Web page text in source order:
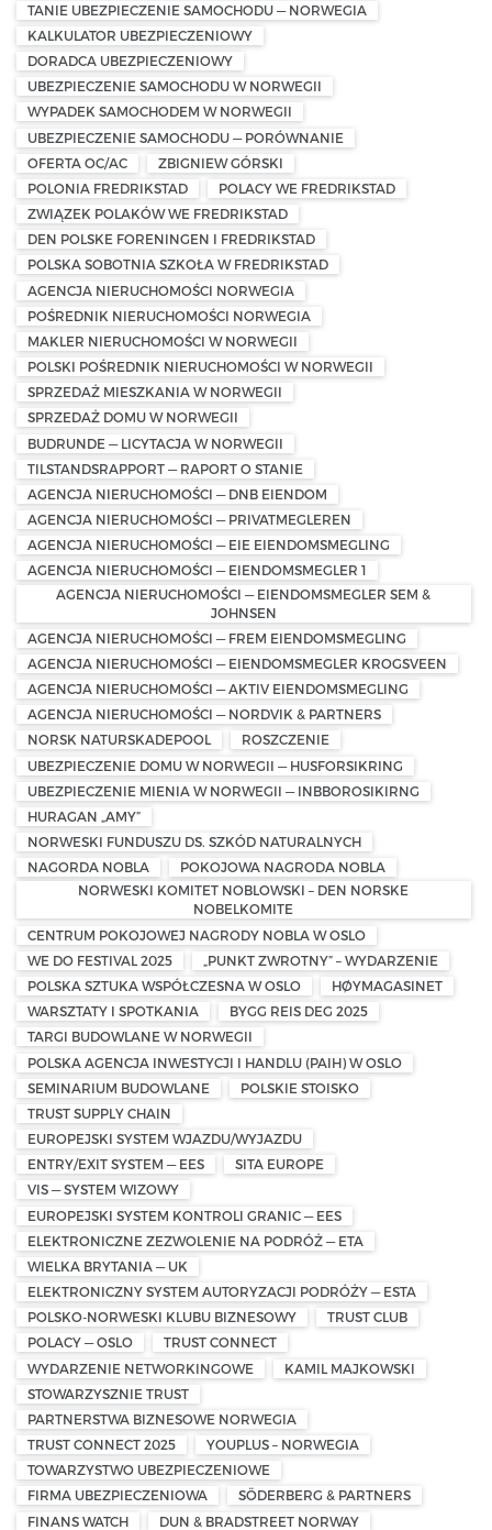
TANIE UBEZPIECZENIE SAMOCHODU — NORWEGIA
KALKULATOR UBEZPIECZENIOWY
DORADCA UBEZPIECZENIOWY
UBEZPIECZENIE SAMOCHODU W NORWEGII
WYPADEK SAMOCHODEM W NORWEGII
UBEZPIECZENIE SAMOCHODU — PORÓWNANIE
OFERTA OC/AC
ZBIGNIEW GÓRSKI
POLONIA FREDRIKSTAD
POLACY WE FREDRIKSTAD
ZWIĄZEK POLAKÓW WE FREDRIKSTAD
DEN POLSKE FORENINGEN I FREDRIKSTAD
POLSKA SOBOTNIA SZKOŁA W FREDRIKSTAD
AGENCJA NIERUCHOMOŚCI NORWEGIA
POŚREDNIK NIERUCHOMOŚCI NORWEGIA
MAKLER NIERUCHOMOŚCI W NORWEGII
POLSKI POŚREDNIK NIERUCHOMOŚCI W NORWEGII
SPRZEDAŻ MIESZKANIA W NORWEGII
SPRZEDAŻ DOMU W NORWEGII
BUDRUNDE — LICYTACJA W NORWEGII
TILSTANDSRAPPORT — RAPORT O STANIE
AGENCJA NIERUCHOMOŚCI — DNB EIENDOM
AGENCJA NIERUCHOMOŚCI — PRIVATMEGLEREN
AGENCJA NIERUCHOMOŚCI — EIE EIENDOMSMEGLING
AGENCJA NIERUCHOMOŚCI — EIENDOMSMEGLER 1
AGENCJA NIERUCHOMOŚCI — EIENDOMSMEGLER SEM &
JOHNSEN
AGENCJA NIERUCHOMOŚCI — FREM EIENDOMSMEGLING
AGENCJA NIERUCHOMOŚCI — EIENDOMSMEGLER KROGSVEEN
AGENCJA NIERUCHOMOŚCI — AKTIV EIENDOMSMEGLING
AGENCJA NIERUCHOMOŚCI — NORDVIK & PARTNERS
NORSK NATURSKADEPOOL
ROSZCZENIE
UBEZPIECZENIE DOMU W NORWEGII — HUSFORSIKRING
UBEZPIECZENIE MIENIA W NORWEGII — INBBOROSIKIRNG
HURAGAN „AMY”
NORWESKI FUNDUSZU DS. SZKÓD NATURALNYCH
NAGORDA NOBLA
POKOJOWA NAGRODA NOBLA
NORWESKI KOMITET NOBLOWSKI – DEN NORSKE
NOBELKOMITE
CENTRUM POKOJOWEJ NAGRODY NOBLA W OSLO
WE DO FESTIVAL 2025
„PUNKT ZWROTNY” – WYDARZENIE
POLSKA SZTUKA WSPÓŁCZESNA W OSLO
HØYMAGASINET
WARSZTATY I SPOTKANIA
BYGG REIS DEG 2025
TARGI BUDOWLANE W NORWEGII
POLSKA AGENCJA INWESTYCJI I HANDLU (PAIH) W OSLO
SEMINARIUM BUDOWLANE
POLSKIE STOISKO
TRUST SUPPLY CHAIN
EUROPEJSKI SYSTEM WJAZDU/WYJAZDU
ENTRY/EXIT SYSTEM — EES
SITA EUROPE
VIS — SYSTEM WIZOWY
EUROPEJSKI SYSTEM KONTROLI GRANIC — EES
ELEKTRONICZNE ZEZWOLENIE NA PODRÓŻ — ETA
WIELKA BRYTANIA — UK
ELEKTRONICZNY SYSTEM AUTORYZACJI PODRÓŻY — ESTA
POLSKO-NORWESKI KLUBU BIZNESOWY
TRUST CLUB
POLACY — OSLO
TRUST CONNECT
WYDARZENIE NETWORKINGOWE
KAMIL MAJKOWSKI
STOWARZYSZNIE TRUST
PARTNERSTWA BIZNESOWE NORWEGIA
TRUST CONNECT 2025
YOUPLUS – NORWEGIA
TOWARZYSTWO UBEZPIECZENIOWE
FIRMA UBEZPIECZENIOWA
SÖDERBERG & PARTNERS
FINANS WATCH
DUN & BRADSTREET NORWAY